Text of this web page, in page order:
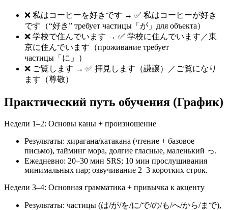
❌ 私はコーヒーを好きです → ✅ 私はコーヒーが好き
です（“好き” требует частицы「が」для объекта）
❌ 学校で住んでいます → ✅ 学校に住んでいます／東
京に住んでいます（проживание требует
частицы「に」）
❌ ご覧します → ✅ 拝見します（謙譲）／ご覧になり
ます（尊敬）
Практический путь обучения (График)
Недели 1–2: Основы каны + произношение
Результаты: хирагана/катакана (чтение + базовое
письмо), тайминг мора, долгие гласные, маленький っ.
Ежедневно: 20–30 мин SRS; 10 мин прослушивания
минимальных пар; озвучивание 2–3 коротких строк.
Недели 3–4: Основная грамматика + привычка к акценту
Результаты: частицы (は/が/を/に/で/の/も/へ/から/まで),